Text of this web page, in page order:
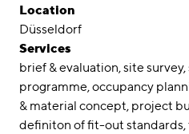
Career
Locations
linkedininstagram
Location
Düsseldorf
Services
brief & evaluation site survey
programme occupancy
& material concept project
definiton of fit-out standards